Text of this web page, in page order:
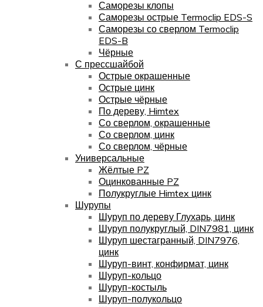
Саморезы клопы
Саморезы острые Termoclip EDS-S
Саморезы со сверлом Termoclip
EDS-B
Чёрные
С прессшайбой
Острые окрашенные
Острые цинк
Острые чёрные
По дереву, Himtex
Со сверлом, окрашенные
Со сверлом, цинк
Со сверлом, чёрные
Универсальные
Жёлтые PZ
Оцинкованные PZ
Полукруглые Himtex цинк
Шурупы
Шуруп по дереву Глухарь, цинк
Шуруп полукруглый, DIN7981, цинк
Шуруп шестагранный, DIN7976,
цинк
Шуруп-винт, конфирмат, цинк
Шуруп-кольцо
Шуруп-костыль
Шуруп-полукольцо